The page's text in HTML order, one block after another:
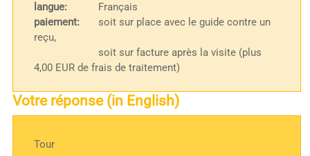
langue:
Français
paiement:
soit sur place avec le guide contre un
reçu,
soit sur facture après la visite (plus
4,00 EUR de frais de traitement)
Votre réponse (in English)
Tour